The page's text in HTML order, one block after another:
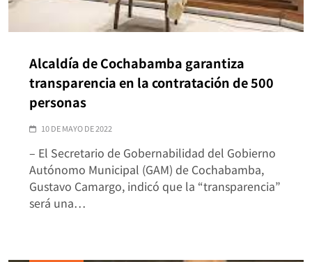
Alcaldía de Cochabamba garantiza
transparencia en la contratación de 500
personas
10 DE MAYO DE 2022
– El Secretario de Gobernabilidad del Gobierno
Autónomo Municipal (GAM) de Cochabamba,
Gustavo Camargo, indicó que la “transparencia”
será una…